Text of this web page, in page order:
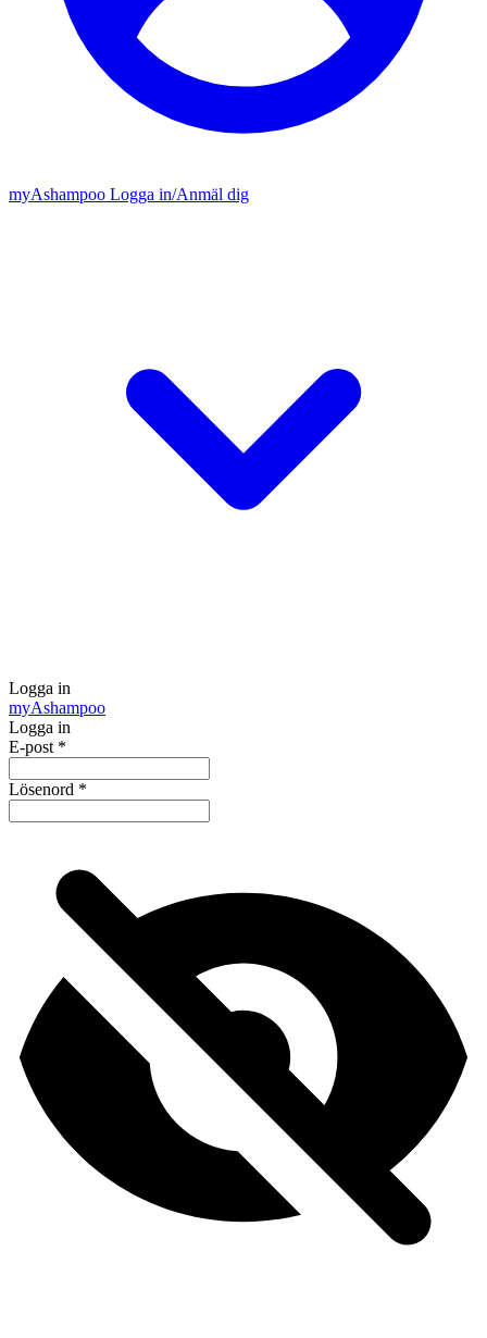
myAshampoo Logga in/Anmäl dig
Logga in
myAshampoo
Logga in
E-post *
Lösenord *